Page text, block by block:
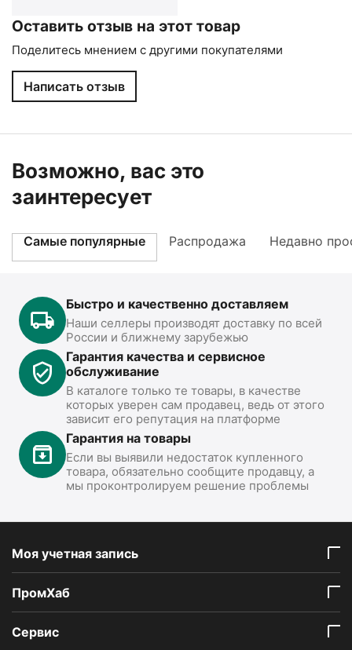
Оставить отзыв на этот товар
Поделитесь мнением с другими покупателями
Написать отзыв
Возможно, вас это
заинтересует
Самые популярные Распродажа Недавно
Быстро и качественно доставляем
Наши селлеры производят доставку по всей
России и ближнему зарубежью
Гарантия качества и сервисное
обслуживание
В каталоге только те товары, в качестве
которых уверен сам продавец, ведь от этого
зависит его репутация на платформе
Гарантия на товары
Если вы выявили недостаток купленного
товара, обязательно сообщите продавцу, а
мы проконтролируем решение проблемы
Моя учетная запись
ПромХаб
Сервис